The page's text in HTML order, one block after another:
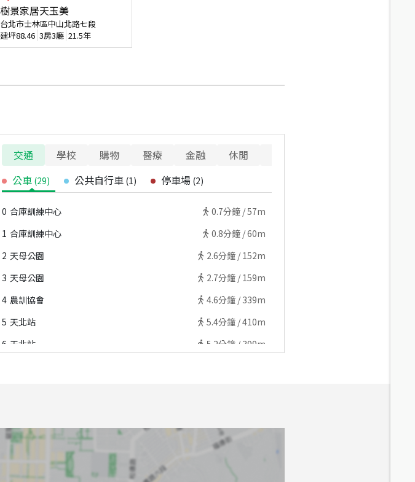
樹景家居天玉美
台北市士林區中山北路七段
建坪88.46 3房3廳 21.5年
交通 學校 購物 醫療 金融 休閒
公車 (29) 公共自行車 (1) 停車場 (2)
0 合庫訓練中心 0.7分鐘 /57m
1 合庫訓練中心 0.8分鐘 /60m
2 天母公園 2.6分鐘 / 152m
3 天母公園 2.7分鐘 / 159m
4 農訓協會 4.6分鐘 / 339m
5 天北站 5.4分鐘 /410m
6 天北站 5.2分鐘 / 399m
A 天北站 5.4分鐘 /398m
天母新村
天母 分鐘 /